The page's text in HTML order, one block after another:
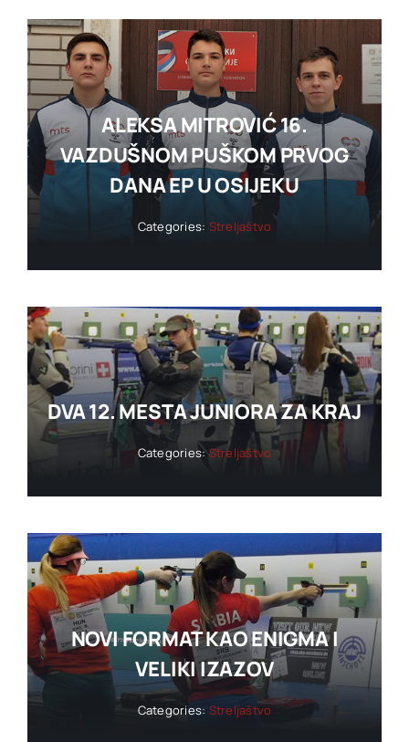
ALEKSA MITROVIĆ 16.
VAZDUŠNOM PUŠKOM PRVOG
DANA EP U OSIJEKU
Categories: Streljaštvo
DVA 12. MESTA JUNIORA ZA KRAJ
Categories: Streljaštvo
NOVI FORMAT KAO ENIGMA I
VELIKI IZAZOV
Categories: Streljaštvo